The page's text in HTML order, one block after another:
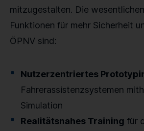
mitzugestalten. Die
Funktionen für mehr Sicherheit
ÖPNV sind:
Nutzerzentriertes
Fahrerassistenzsystemen
Simulation
Realitätsnahes Training für